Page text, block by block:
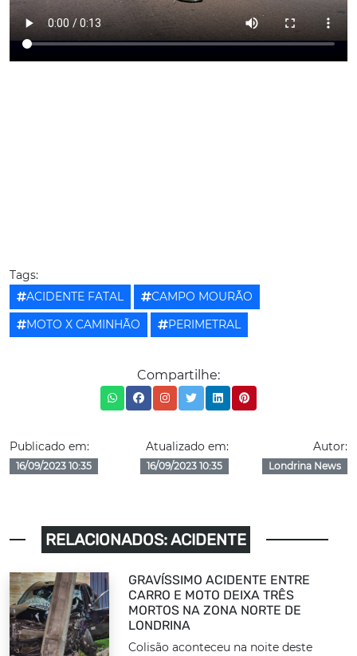
Tags:
ACIDENTE FATAL
CAMPO MOURÃO
MOTO X CAMINHÃO
PERIMETRAL
Compartilhe:
Publicado em:
16/09/2023 10:35
Atualizado em:
16/09/2023 10:35
Autor:
Londrina News
RELACIONADOS: ACIDENTE
GRAVÍSSIMO ACIDENTE ENTRE
CARRO E MOTO DEIXA TRÊS
MORTOS NA ZONA NORTE DE
LONDRINA
Colisão aconteceu na noite deste